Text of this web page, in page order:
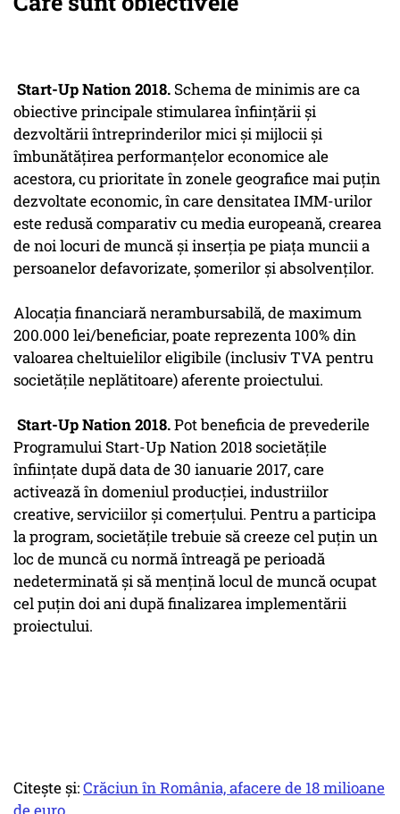
Start-Up Nation 2018. Schema de minimis are ca
obiective principale stimularea înfiinţării şi
dezvoltării întreprinderilor mici şi mijlocii şi
îmbunătăţirea performanţelor economice ale
acestora, cu prioritate în zonele geografice mai puţin
dezvoltate economic, în care densitatea IMM-urilor
este redusă comparativ cu media europeană, crearea
de noi locuri de muncă şi inserţia pe piaţa muncii a
persoanelor defavorizate, şomerilor şi absolvenţilor.
Alocaţia financiară nerambursabilă, de maximum
200.000 lei/beneficiar, poate reprezenta 100% din
valoarea cheltuielilor eligibile (inclusiv TVA pentru
societăţile neplătitoare) aferente proiectului.
Start-Up Nation 2018.Pot beneficia de prevederile
Programului Start-Up Nation 2018 societăţile
înfiinţate după data de 30 ianuarie 2017, care
activează în domeniul producţiei, industriilor
creative, serviciilor şi comerţului. Pentru a participa
la program, societăţile trebuie să creeze cel puţin un
loc de muncă cu normă întreagă pe perioadă
nedeterminată şi să menţină locul de muncă ocupat
cel puţin doi ani după finalizarea implementării
proiectului.
Citește și:Crăciun în România, afacere de 18 milioane